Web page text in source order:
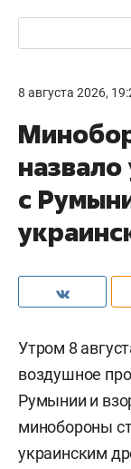
8 августа 2026,
с
Утром 8
воздушное
Румынии и
минобороны
украинским